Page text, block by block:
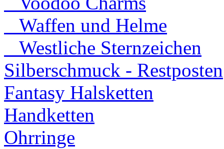
Waffen und Helme
Westliche Sternzeichen
Silberschmuck - Restposten
Fantasy Halsketten
Handketten
Ohrringe